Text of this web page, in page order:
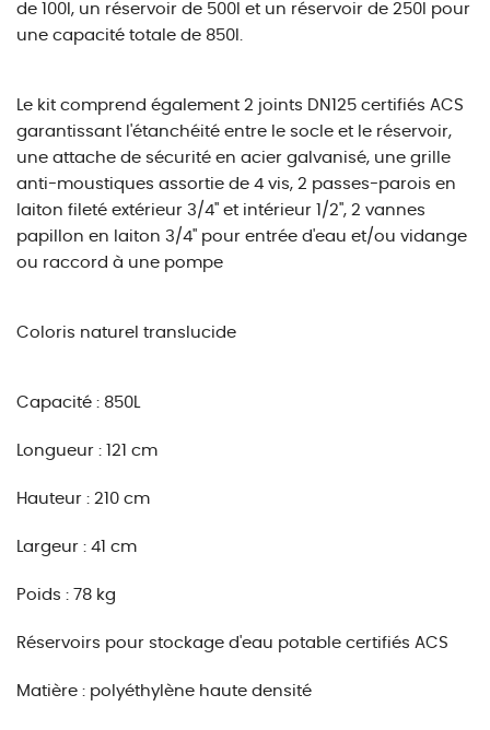
de 100l, un réservoir de 500l et un réservoir de 250l pour
une capacité totale de 850l.
Le kit comprend également 2 joints DN125 certifiés ACS
garantissant l'étanchéité entre le socle et le réservoir,
une attache de sécurité en acier galvanisé, une grille
anti-moustiques assortie de 4 vis, 2 passes-parois en
laiton fileté extérieur 3/4" et intérieur 1/2", 2 vannes
papillon en laiton 3/4" pour entrée d'eau et/ou vidange
ou raccord à une pompe
Coloris naturel translucide
Capacité : 850L
Longueur : 121 cm
Hauteur : 210 cm
Largeur : 41 cm
Poids : 78 kg
Réservoirs pour stockage d'eau potable certifiés ACS
Matière : polyéthylène haute densité